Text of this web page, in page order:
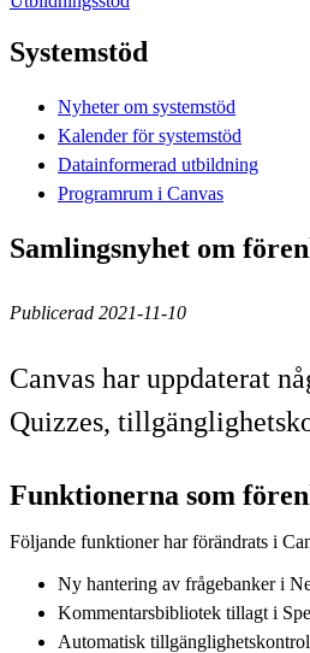
Systemstöd
Nyheter om systemstöd
Kalender för systemstöd
Datainformerad utbildning
Programrum i Canvas
Samlingsnyhet om
Publicerad 2021-11-10
Canvas har uppdaterat
Quizzes,
Funktionerna som
Följande funktioner har förändrats i
Ny hantering av frågebanker i
Kommentarsbibliotek tillagt i
Automatisk